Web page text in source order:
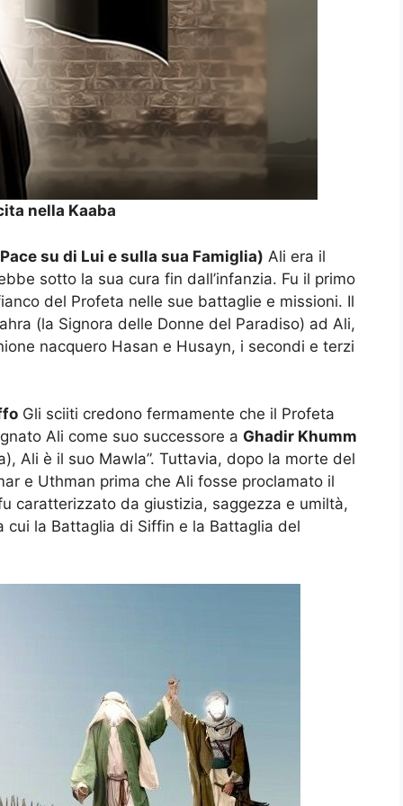
nella Kaaba
su di Lui e sulla sua Famiglia) Ali era il
sotto la sua cura fin dall’infanzia. Fu il primo
del Profeta nelle sue battaglie e missioni. Il
(la Signora delle Donne del Paradiso) ad Ali,
nacquero Hasan e Husayn, i secondi e terzi
Gli sciiti credono fermamente che il Profeta
Ali come suo successore a Ghadir Khumm
Ali è il suo Mawla”. Tuttavia, dopo la morte del
e Uthman prima che Ali fosse proclamato il
caratterizzato da giustizia, saggezza e umiltà,
la Battaglia di Siffin e la Battaglia del